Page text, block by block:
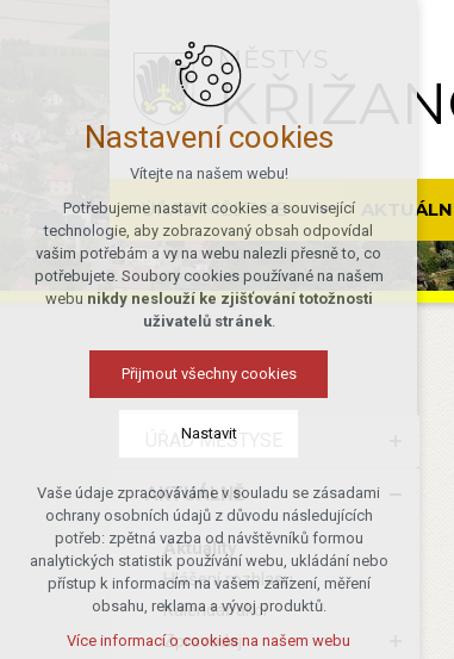
MĚSTYS
ÚŘAD MĚSTYSE
ÚŘAD MĚSTYSE
AKTUÁLNĚ
Aktuality
Hlášení rozhlasu
Kalendář akcí
Zpravodaj
Nastavení cookies
Vítejte na našem webu!
Potřebujeme nastavit cookies a související
technologie, aby zobrazovaný obsah odpovídal
vašim potřebám a vy na webu nalezli přesně to, co
potřebujete. Soubory cookies používané na našem
webu nikdy neslouží ke zjišťování totožnosti
uživatelů stránek.
Přijmout všechny cookies
Nastavit
Technická cookies
nutná pro provozování webu
udržení kontextu stránek (session):
případná přihlášení, volby jazyka, apod.
Volitelná cookies
analytická pro anonymizované
Vaše údaje zpracováváme v souladu se zásadami
ochrany osobních údajů z důvodu následujících
potřeb: zpětná vazba od návštěvníků formou
analytických statistik používání webu, ukládání nebo
přístup k informacím na vašem zařízení, měření
obsahu, reklama a vývoj produktů.
Více informací o cookies na našem webu